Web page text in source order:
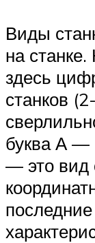
Виды
на
здесь
станков
буква А
— это вид